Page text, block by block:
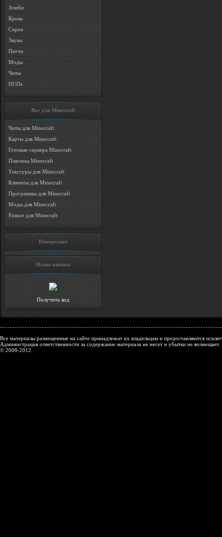
Зомби
Кровь
Спреи
Звуки
Патчи
Моды
Читы
HUDs
Все для Minecraft
Читы для Minecraft
Карты для Minecraft
Готовые сервера Minecraft
Плагины Minecraft
Текстуры для Minecraft
Клиенты для Minecraft
Программы для Minecraft
Моды для Minecraft
Разное для Minecraft
Интересное
Наша кнопка
Получить код
Все материалы размещенные на сайте принадлежат их владельцам и предоставляются
Администрация ответственности за содержание материала не несет и убытки не возмещает.
© 2008-2012